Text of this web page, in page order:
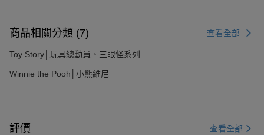
商品相關分類 (7) 查看全部
Toy Story│玩具總動員、三眼怪系列
Winnie the Pooh│小熊維尼
評價 查看全部